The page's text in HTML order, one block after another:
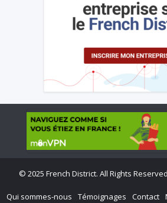
© 2025 French District. All Rights
Qui sommes-nous Témoignages Contact